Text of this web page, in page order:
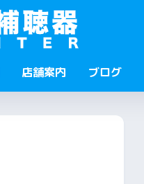
店舗案内 ブログ